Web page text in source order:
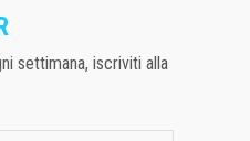
settimana, iscriviti alla